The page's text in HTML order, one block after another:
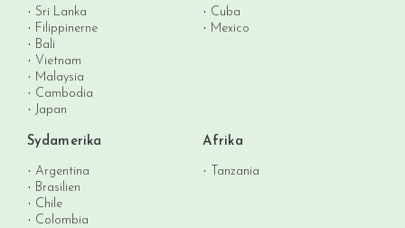
Sri Lanka
Filippinerne
Bali
Vietnam
Malaysia
Cambodia
Japan
Cuba
Mexico
Sydamerika
Argentina
Brasilien
Chile
Colombia
Afrika
Tanzania